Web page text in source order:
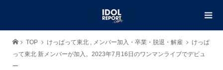
TOP けっぱって東北 , メンバー加入・卒業・脱退・解雇
けっぱ
って東北 新メンバーが加入。2023年7月16日のワンマンライブでデビュ
ー